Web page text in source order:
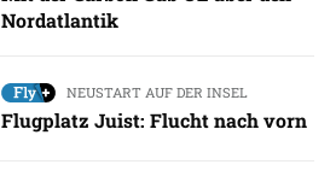
Nordatlantik
NEUSTART AUF DER INSEL
Flugplatz Juist: Flucht nach vorn